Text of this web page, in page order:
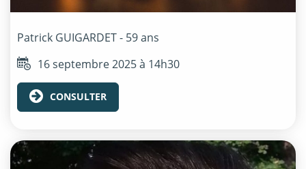
Patrick GUIGARDET- 59 ans
16 septembre 2025 à 14h30
CONSULTER